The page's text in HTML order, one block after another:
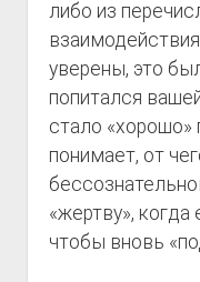
либо из
уверены, это
попитался
стало «хорошо»
понимает, от
«жертву», когда
чтобы вновь